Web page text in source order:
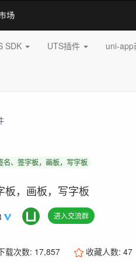
SDK UTS插件 uni-
名、签字板，画板，写字板
板，画板，写字板
进入交流群
载次数: 17,857 收藏人数:47